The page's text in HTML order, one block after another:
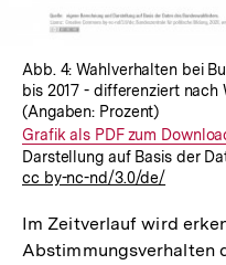
Abb. 4: Wahlverhalten bei
bis 2017 - differenziert
(Angaben: Prozent)
Interner
Link:
Grafik als PDF zum
Darstellung auf Basis der
cc by-nc-nd/3.0/de/
Im Zeitverlauf wird
Abstimmungsverhalten